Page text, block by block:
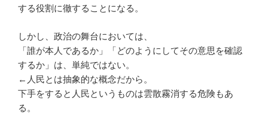
する役割に徹することになる。
しかし、政治の舞台においては、
「誰が本人であるか」「どのようにしてその意思を確認
するか」は、単純ではない。
←人民とは抽象的な概念だから。
下手をすると人民というものは雲散霧消する危険もあ
る。